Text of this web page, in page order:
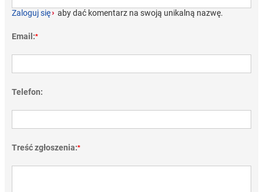
Zaloguj się› aby dać komentarz na swoją unikalną nazwę.
Email:*
Telefon:
Treść zgłoszenia:*